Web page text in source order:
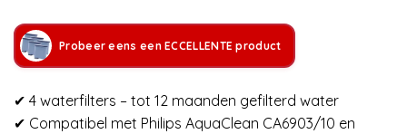
Probeer eens een ECCELLENTE product
✔ 4 waterfilters – tot 12 maanden gefilterd water
✔ Compatibel met Philips AquaClean CA6903/10 en